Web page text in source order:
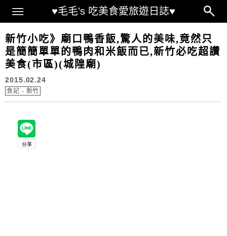
♥毛毛's 吃美食愛旅遊日誌♥
Main Menu
新竹小吃》廟口鴨香飯,驚人的美味,竟然只
是簡簡單單的鴨肉和米飯而已,新竹必吃超讚
美食(市區)(城隍廟)
2015.02.24
食記 - 新竹